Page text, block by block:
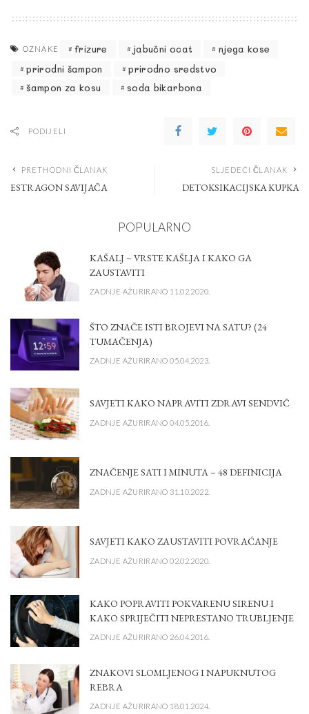
OZNAKE frizure jabučni ocat
njega kose
prirodni šampon
prirodno sredstvo
šampon za kosu
soda bikarbona
PODIJELI
PRETHODNI ČLANAK
ESTRAGON SAVIJAČA
SLJEDEĆI ČLANAK
DETOKSIKACIJSKA KUPKA
POPULARNO
KAŠALJ – VRSTE KAŠLJA I KAKO GA
ZAUSTAVITI
ZADNJE AŽURIRANO 11.02.2020.
ŠTO ZNAČE ISTI BROJEVI NA SATU? (24
TUMAČENJA)
ZADNJE AŽURIRANO 05.04.2023.
SAVJETI KAKO NAPRAVITI ZDRAVI SENDVIČ
ZADNJE AŽURIRANO 04.05.2016.
ZNAČENJE SATI I MINUTA – 48 DEFINICIJA
ZADNJE AŽURIRANO 31.10.2022.
SAVJETI KAKO ZAUSTAVITI POVRAĆANJE
ZADNJE AŽURIRANO 02.02.2020.
KAKO POPRAVITI POKVARENU SIRENU I
KAKO SPRIJEČITI NEPRESTANO TRUBLJENJE
ZADNJE AŽURIRANO 26.04.2016.
ZNAKOVI SLOMLJENOG I NAPUKNUTOG
REBRA
ZADNJE AŽURIRANO 18.01.2024.